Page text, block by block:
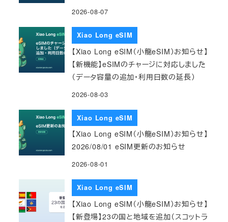
2026-08-07
Xiao Long eSIM
【Xiao Long eSIM（小龍eSIM）お知らせ】
【新機能】eSIMのチャージに対応しました
（データ容量の追加・利用日数の延長）
2026-08-03
Xiao Long eSIM
【Xiao Long eSIM（小龍eSIM）お知らせ】
2026/08/01 eSIM更新のお知らせ
2026-08-01
Xiao Long eSIM
【Xiao Long eSIM（小龍eSIM）お知らせ】
【新登場】23の国と地域を追加（スコットラ